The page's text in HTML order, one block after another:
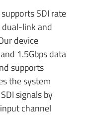
SDI rate
link and
device
1.5Gbps data
supports
the system
signals by
channel